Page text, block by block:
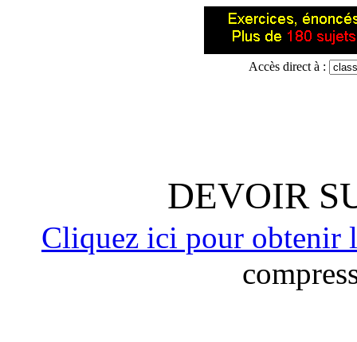
Accès direct à :
DEVOIR
Cliquez ici pour obtenir